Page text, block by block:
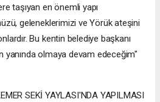
taşıyan en önemli yapı
geleneklerimizi ve Yörük ateşini
Bu kentin belediye başkanı
olmaya devam edeceğim"
SEKİ YAYLASI'NDA YAPILMASI